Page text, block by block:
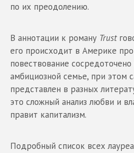
по их преодолению.
В аннотации к роману Trust
его происходит в Америке
повествование
амбициозной семье, при этом
представлен в разных
это сложный анализ любви и
правит капитализм.
Подробный список всех